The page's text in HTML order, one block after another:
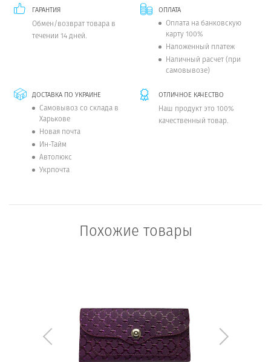
ГАРАНТИЯ
Обмен/возврат товара в
течении 14 дней.
ОПЛАТА
Оплата на банковскую
карту 100%
Наложенный платеж
Наличный расчет (при
самовывозе)
ДОСТАВКА ПО УКРАИНЕ
Самовывоз со склада в
Харькове
Новая почта
Ин-Тайм
Автолюкс
Укрпочта
ОТЛИЧНОЕ КАЧЕСТВО
Наш продукт это 100%
качественный товар.
Похожие товары